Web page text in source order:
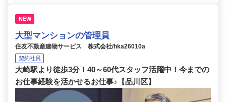
NEW
大型マンションの管理員
住友不動産建物サービス 株式会社/hka26010a
契約社員
大崎駅より徒歩3分！40～60代スタッフ活躍中！今までの
お仕事経験を活かせるお仕事♪【品川区】